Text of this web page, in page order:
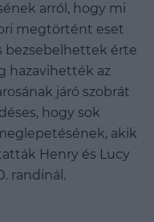
arról, hogy mi
megtörtént eset
bezsebelhettek érte
hazavihették az
járó szobrát
hogy sok
akik
Henry és Lucy
randinál.